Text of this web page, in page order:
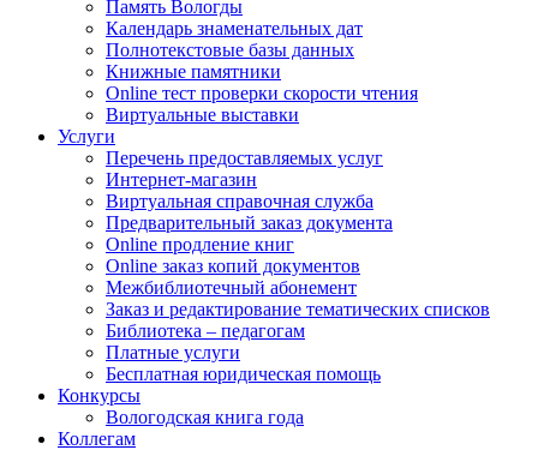
Память Вологды
Календарь знаменательных дат
Полнотекстовые базы данных
Книжные памятники
Online тест проверки скорости чтения
Виртуальные выставки
Услуги
Перечень предоставляемых услуг
Интернет-магазин
Виртуальная справочная служба
Предварительный заказ документа
Online продление книг
Online заказ копий документов
Межбиблиотечный абонемент
Заказ и редактирование тематических списков
Библиотека – педагогам
Платные услуги
Бесплатная юридическая помощь
Конкурсы
Вологодская книга года
Коллегам